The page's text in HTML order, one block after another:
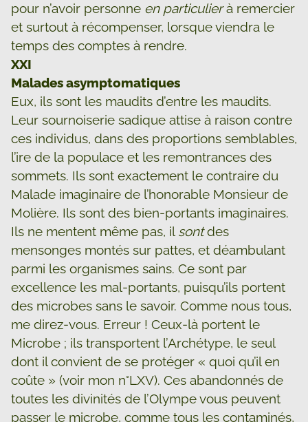
pour n’avoir personne en particulierà remercier
et surtout à récompenser, lorsque viendra le
temps des comptes à rendre.
XXI
Malades asymptomatiques
Eux, ils sont les maudits d’entre les maudits.
Leur sournoiserie sadique attise à raison contre
ces individus, dans des proportions semblables,
l’ire de la populace et les remontrances des
sommets. Ils sont exactement le contraire du
Malade imaginaire de l’honorable Monsieur de
Molière. Ils sont des bien-portants imaginaires.
Ils ne mentent même pas, il sontdes
mensonges montés sur pattes, et déambulant
parmi les organismes sains. Ce sont par
excellence les mal-portants, puisqu’ils portent
des microbes sans le savoir. Comme nous tous,
me direz-vous. Erreur ! Ceux-là portent le
Microbe ; ils transportent l’Archétype, le seul
dont il convient de se protéger « quoi qu’il en
coûte » (voir mon n°LXV). Ces abandonnés de
toutes les divinités de l’Olympe vous peuvent
passer le microbe, comme tous les contaminés,